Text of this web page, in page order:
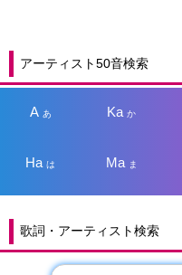
アーティスト50音検索
A あ Kaか
Haは Ma ま
歌詞・アーティスト検索